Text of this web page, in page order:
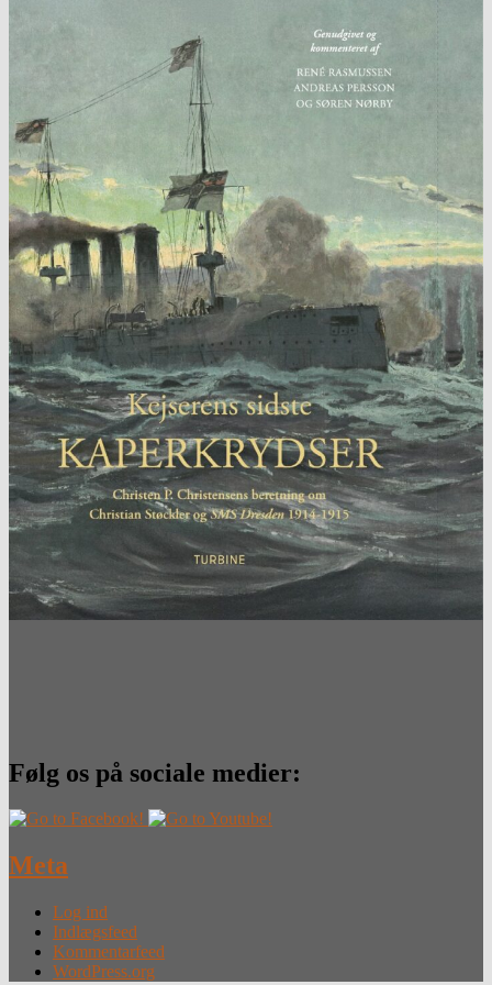
Følg os på sociale medier:
Meta
Log ind
Indlægsfeed
Kommentarfeed
WordPress.org